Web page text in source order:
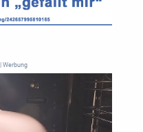
| Werbung